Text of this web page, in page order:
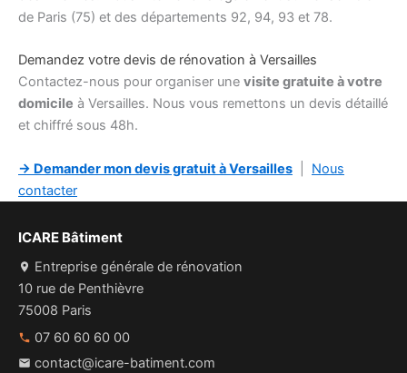
de Paris (75) et des départements 92, 94, 93 et 78.
Demandez votre devis de rénovation à Versailles
Contactez-nous pour organiser une visite gratuite à votre
domicile à Versailles. Nous vous remettons un devis détaillé
et chiffré sous 48h.
→ Demander mon devis gratuit à Versailles
Nous
contacter
ICARE Bâtiment
Entreprise générale de rénovation
10 rue de Penthièvre
75008 Paris
07 60 60 60 00
contact@icare-batiment.com